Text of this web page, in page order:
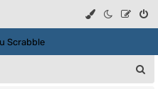
Scrabble(Ouvre un nouvel onglet)